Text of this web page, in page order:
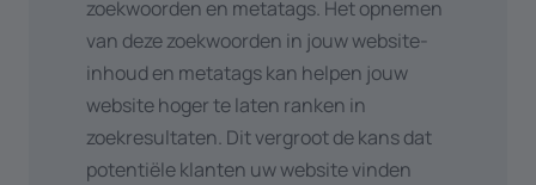
zoekwoorden en metatags. Het opnemen
van deze zoekwoorden in jouw website-
inhoud en metatags kan helpen jouw
website hoger te laten ranken in
zoekresultaten. Dit vergroot de kans dat
potentiële klanten uw website vinden